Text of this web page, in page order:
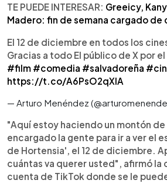
TE PUEDE INTERESAR: Greeicy,
Madero: fin de semana cargado de
El 12 de diciembre en todos los
Gracias a todo El público de X por
#film #comedia #salvadoreña
https://t.co/A6PsO2qXlA
— Arturo Menéndez
"Aquí estoy haciendo un montón
encargado la gente para ir a ver el
de Hortensia', el 12 de diciembre.
cuántas va querer usted", afirmó la
cuenta de TikTok donde se le